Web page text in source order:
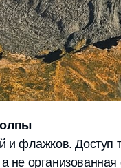
и флажков.
не организованная